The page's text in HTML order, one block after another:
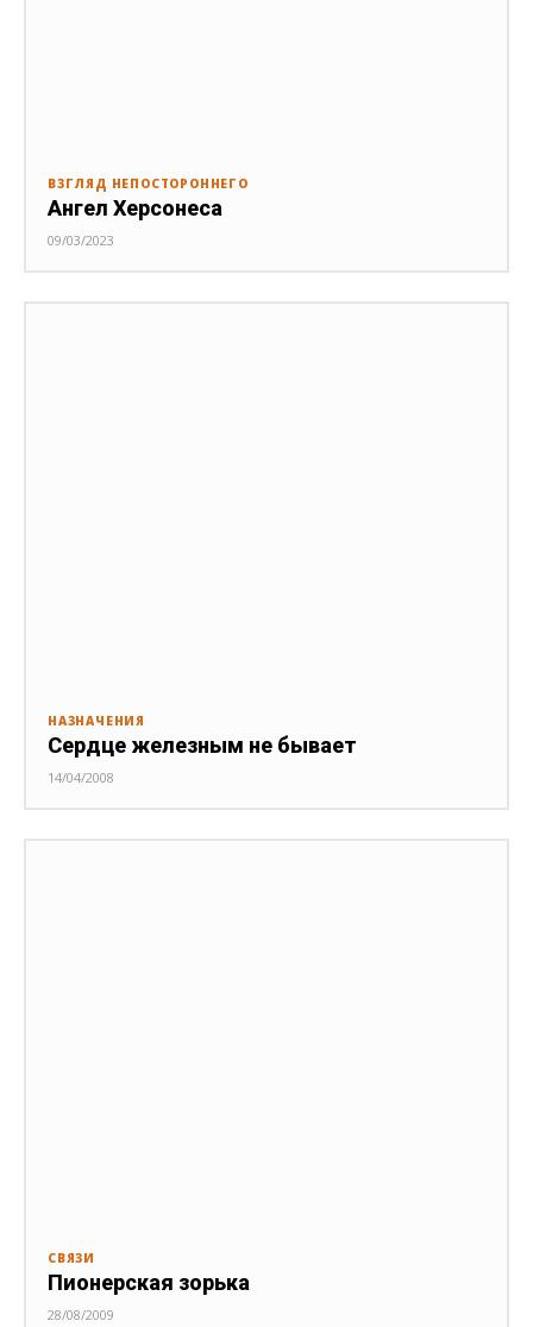
ВЗГЛЯД НЕПОСТОРОННЕГО
Ангел Херсонеса
09/03/2023
НАЗНАЧЕНИЯ
Сердце железным не бывает
14/04/2008
СВЯЗИ
Пионерская зорька
28/08/2009